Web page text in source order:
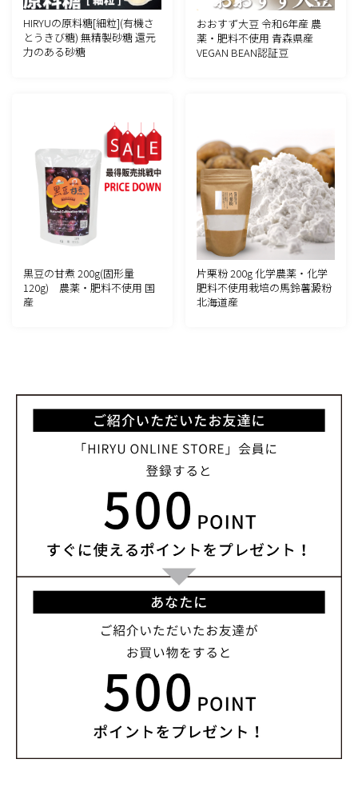
HIRYUの原料糖[細粒](有機さ
とうきび糖) 無精製砂糖 還元
力のある砂糖
おおすず大豆 令和6年産 農
薬・肥料不使用 青森県産
VEGAN BEAN認証豆
黒豆の甘煮 200g(固形量
120g) 農薬・肥料不使用 国
産
片栗粉 200g 化学農薬・化学
肥料不使用栽培の馬鈴薯澱粉
北海道産